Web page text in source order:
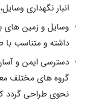
انبار نگهداری
وسایل و زمین های
داشته و متناسب با
دسترسی ایمن و
گروه های مختلف
نحوی طراحی گردد